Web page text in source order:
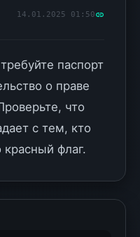
14.01.2025 01:50
паспорт
о праве
что
с тем, кто
красный флаг.